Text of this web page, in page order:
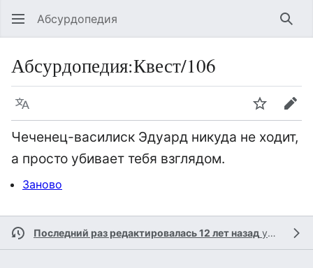
Абсурдопедия
Абсурдопедия:Квест/106
Язык
Чеченец-василиск Эдуард никуда не ходит,
а просто убивает тебя взглядом.
Заново
Последний раз редактировалась 12 лет назад участником